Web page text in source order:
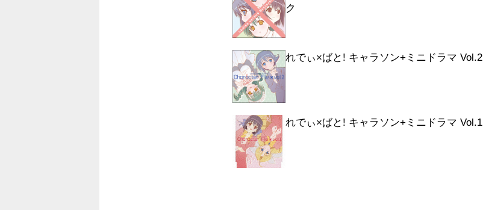
ク
れでぃ×ばと! キャラソン+ミニドラマ Vol.2
れでぃ×ばと! キャラソン+ミニドラマ Vol.1